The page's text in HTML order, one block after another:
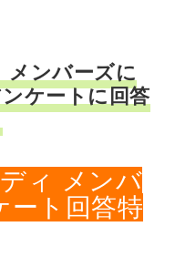
メンバーズに
ケートに回答
ィ メンバ
ート回答特